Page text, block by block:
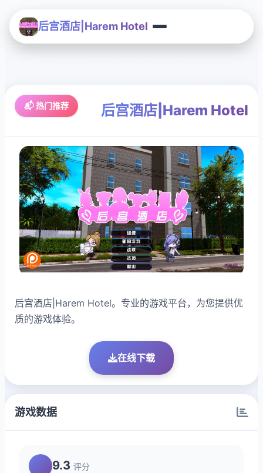
后宫酒店|Harem Hotel
📬 热门推荐 后宫酒店|Harem Hotel
后宫酒店|Harem Hotel。专业的游戏平台，为您提供优
质的游戏体验。
在线下载
游戏数据
9.3 评分